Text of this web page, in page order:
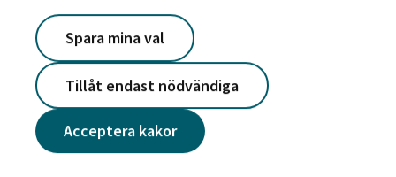
Acceptera kakor
Spara mina val
Tillåt endast nödvändiga
Tio skäl att jobba hos oss
Varför fastighetsbranschen och varför Victoriahem? Det
finns många skäl till det tycker vi.
Läs topp 10 skäl att jobba hos Victoriahem